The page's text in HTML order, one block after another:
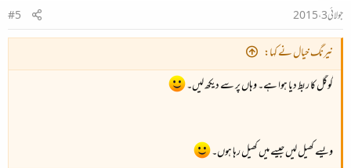
جولائی 3، 2015
#5
نیرنگ خیال نے کہا:
گوگل کا ربط دیا ہوا ہے۔ وہاں پر سے دیکھ لیں۔
ویسے کھیل لیں جیسے میں کھیل رہا ہوں۔